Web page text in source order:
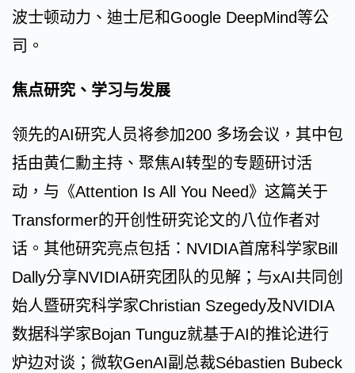
波士顿动力、迪士尼和Google DeepMind等公
司。
焦点研究、学习与发展
领先的AI研究人员将参加200 多场会议，其中包
括由黄仁勳主持、聚焦AI转型的专题研讨活
动，与《Attention Is All You Need》这篇关于
Transformer的开创性研究论文的八位作者对
话。其他研究亮点包括：NVIDIA首席科学家Bill
Dally分享NVIDIA研究团队的见解；与xAI共同创
始人暨研究科学家Christian Szegedy及NVIDIA
数据科学家Bojan Tunguz就基于AI的推论进行
炉边对谈；微软GenAI副总裁Sébastien Bubeck